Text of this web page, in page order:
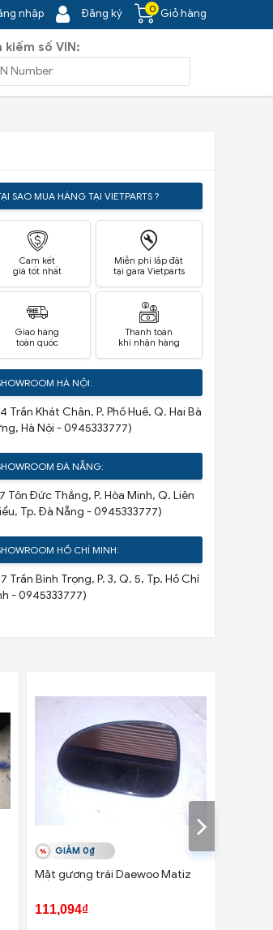
0 Giỏ hàng
Đăng ký
nhập
kiếm số VIN:
SAO MUA HÀNG TẠI VIETPARTS ?
Cam kết
giá tốt nhất
Miễn phí lắp đặt
tại gara Vietparts
Giao hàng
toàn quốc
Thanh toán
khi nhận hàng
HÀ NỘI:
Trần Khát Chân, P. Phố Huế, Q. Hai Bà
Hà Nội - 0945333777)
ĐÀ NẴNG:
Tôn Đức Thắng, P. Hòa Minh, Q. Liên
Tp. Đà Nẵng - 0945333777)
HỒ CHÍ MINH:
Trần Bình Trọng, P. 3, Q. 5, Tp. Hồ Chí
- 0945333777)
GIẢM 0₫
Mặt gương trái Daewoo Matiz
111,094₫